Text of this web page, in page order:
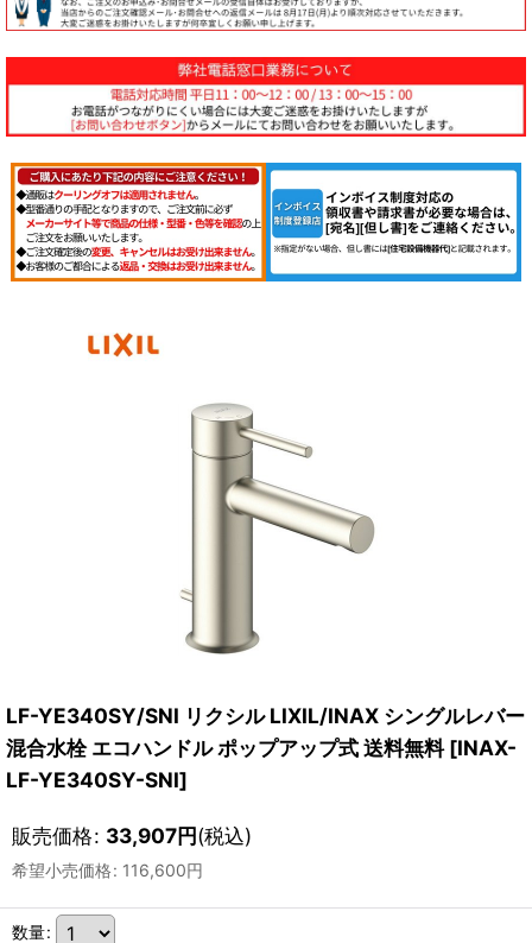
LF-YE340SY/SNI リクシル LIXIL/INAX シングルレバー
混合水栓 エコハンドル ポップアップ式 送料無料 [INAX-
LF-YE340SY-SNI]
販売価格: 33,907円(税込)
希望小売価格: 116,600円
数量: